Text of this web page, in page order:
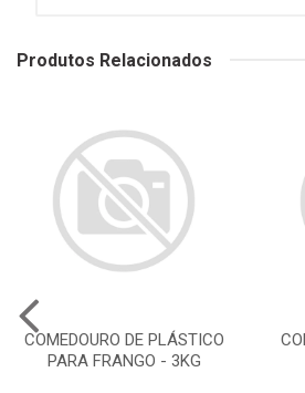
Produtos Relacionados
COMEDOURO DE PLÁSTICO
PARA FRANGO - 3KG